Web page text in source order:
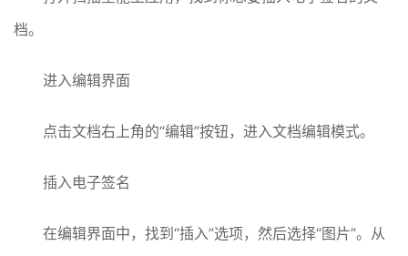
档。
进入编辑界面
点击文档右上角的“编辑”按钮，进入文档编辑模式。
插入电子签名
在编辑界面中，找到“插入”选项，然后选择“图片”。从